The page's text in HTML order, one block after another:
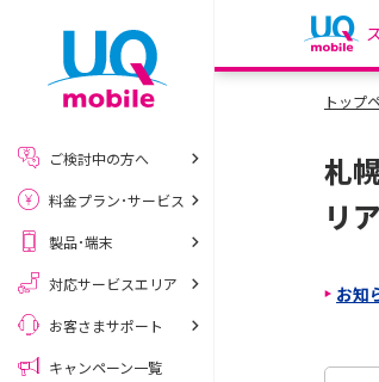
my
My
UQ
トップ
札
リ
お知
ご検討中の方へ
料金プラン･サービス
製品･端末
対応サービスエリア
お客さまサポート
キャンペーン一覧